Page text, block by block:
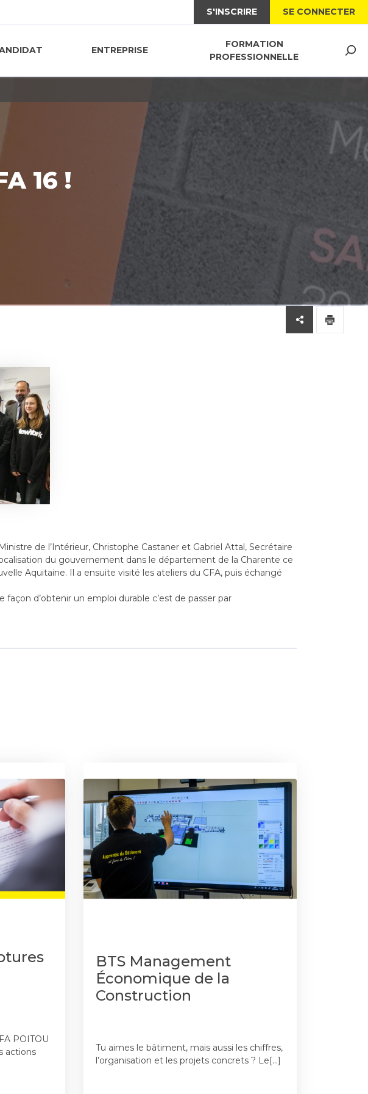
S'INSCRIRE SE CONNECTER
ENTREPRISE
FORMATION
PROFESSIONNELLE
16 !
de l’Intérieur, Christophe Castaner et Gabriel Attal, Secrétaire
du gouvernement dans le département de la Charente ce
Aquitaine. Il a ensuite visité les ateliers du CFA, puis échangé
d’obtenir un emploi durable c’est de passer par
POITOU
actions
BTS Management
Économique de la
Construction
Tu aimes le bâtiment, mais aussi les chiffres,
l’organisation et les projets concrets ? Le[…]